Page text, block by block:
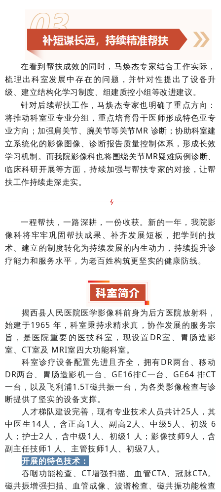
在看到帮扶成效的同时，马焕杰专家结合工作实际，
梳理出科室发展中存在的问题，并针对性提出了设备升
级、建立结构化学习制度、组建质控小组等改进建议。
针对后续帮扶工作，马焕杰专家也明确了重点方向：
将推动科室亚专业分组，重点培育骨干医师形成特色亚专
业方向；加强肩关节、腕关节等关节MR 诊断；协助科室建
立系统化的影像图像、诊断报告质量控制体系，形成长效
学习机制。而我院影像科也将围绕关节MR疑难病例诊断、
临床科研开展等方面，持续加强与帮扶专家的对接，让帮
扶工作持续走深走实。
一程帮扶，一路深耕，一份收获。新的一年，我院影
像科将牢牢巩固帮扶成果、补齐发展短板，把学到的技
术、建立的制度转化为持续发展的内生动力，持续提升诊
疗能力和服务水平，为老百姓构筑更坚实的健康防线。
揭西县人民医院医学影像科前身为后方医院放射科，
始建于1965 年，科室秉持求精求真，协作发展的服务宗
旨，是医院重要的医技科室，现设置DR室、胃肠造影
室、CT室及 MRI室四大功能科室。
科室诊疗设备配置先进且齐全，拥有DR两台、移动
DR两台、胃肠造影机一台、GE16排C一台、GE64 排CT
一台，以及飞利浦1.5T磁共振一台，为各类影像检查与诊
断提供了坚实的设备支撑。
人才梯队建设完善，现有专业技术人员共计25人，其
中医生14人，含正高1人、副高2人、中级5人、初级 6
人；护士2人，含中级1人、初级1 人；影像技师9人，含
副主任技师1 人、主管技师1人、初级7人。
开展的特色技术：
吞咽功能检查、CT增强扫描、血管CTA、冠脉CTA。
磁共振增强扫描、血管成像、波谱检查、磁共振功能检查